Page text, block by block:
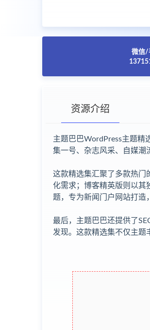
微信/
资源介绍
主题巴巴WordPress主题精
集一号、杂志风采、自媒潮
这款精选集汇聚了多款热门
化需求；博客精英版则以其
题，专为新闻门户网站打造
最后，主题巴巴还提供了
发现。这款精选集不仅主题